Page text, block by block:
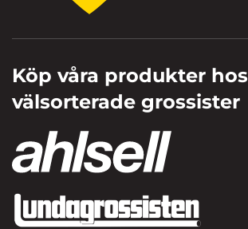
Köp våra produkter hos
välsorterade grossister